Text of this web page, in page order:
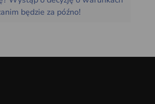
będzie za późno!